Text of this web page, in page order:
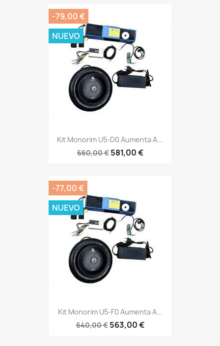
Kit Monorim U5-D0 Aumenta A...
660,00 € 581,00 €
-79,00 €
NUEVO
Kit Monorim U5-F0 Aumenta A...
640,00 € 563,00 €
-77,00 €
NUEVO